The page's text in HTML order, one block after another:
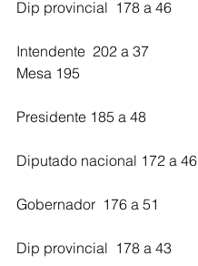
Dip provincial  178 a 46
Intendente  202 a 37
Mesa 195
Presidente 185 a 48
Diputado nacional 172 a 46
Gobernador  176 a 51
Dip provincial  178 a 43